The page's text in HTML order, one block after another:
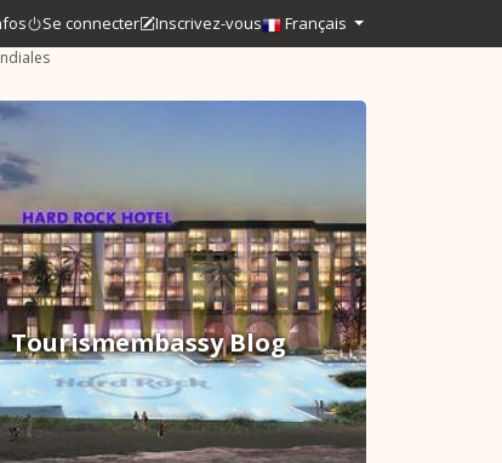
Se connecter Inscrivez-vous Français
Tourismembassy Blog